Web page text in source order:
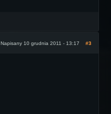
Napisany 10 grudnia 2011 - 13:17 #3